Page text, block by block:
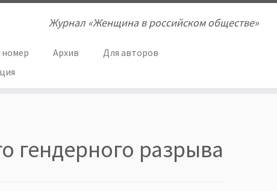
Журнал «Женщина в российском обществе»
Архив
Для авторов
гендерного разрыва